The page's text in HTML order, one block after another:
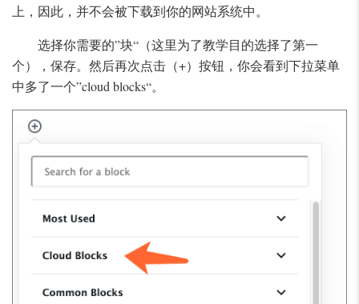
上，因此，并不会被下载到你的网站系统中。
选择你需要的”块“（这里为了教学目的选择了第一
个），保存。然后再次点击（+）按钮，你会看到下拉菜单
中多了一个”cloud blocks“。